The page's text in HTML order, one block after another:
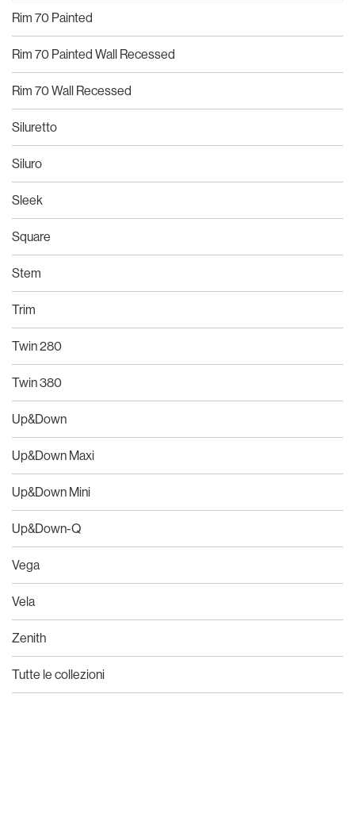
Rim 70 Painted
Rim 70 Painted Wall Recessed
Rim 70 Wall Recessed
Siluretto
Siluro
Sleek
Square
Stem
Trim
Twin 280
Twin 380
Up&Down
Up&Down Maxi
Up&Down Mini
Up&Down-Q
Vega
Vela
Zenith
Tutte le collezioni